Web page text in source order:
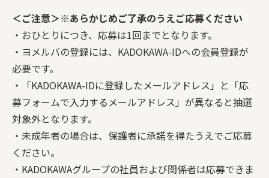
＜ご注意＞※あらかじめご了承のうえご応募ください
・おひとりにつき、応募は1回までとなります。
・ヨメルバの登録には、KADOKAWA-IDへの会員登録が
必要です。
・「KADOKAWA-IDに登録したメールアドレス」と「応
募フォームで入力するメールアドレス」が異なると抽選
対象外となります。
・未成年者の場合は、保護者に承諾を得たうえでご応募
ください。
・KADOKAWAグループの社員および関係者は応募できま